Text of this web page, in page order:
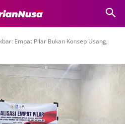
Empat Pilar Bukan Konsep Usang,